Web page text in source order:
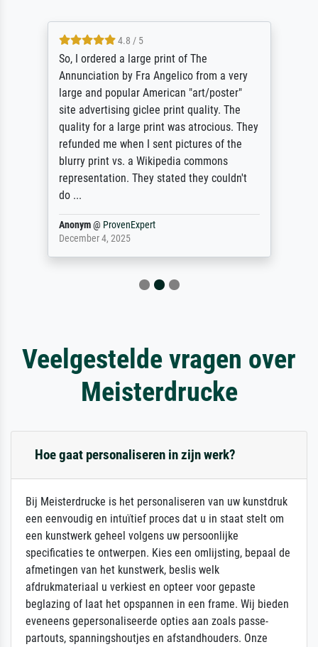
4.8 / 5
So, I ordered a large print of The
Annunciation by Fra Angelico from a very
large and popular American "art/poster"
site advertising giclee print quality. The
quality for a large print was atrocious. They
refunded me when I sent pictures of the
blurry print vs. a Wikipedia commons
representation. They stated they couldn't
do ...
Anonym@ ProvenExpert
December 4, 2025
Veelgestelde vragen over
Meisterdrucke
Hoe gaat personaliseren in zijn werk?
Bij Meisterdrucke is het personaliseren van uw kunstdruk
een eenvoudig en intuïtief proces dat u in staat stelt om
een kunstwerk geheel volgens uw persoonlijke
specificaties te ontwerpen. Kies een omlijsting, bepaal de
afmetingen van het kunstwerk, beslis welk
afdrukmateriaal u verkiest en opteer voor gepaste
beglazing of laat het opspannen in een frame. Wij bieden
eveneens gepersonaliseerde opties aan zoals passe-
partouts, spanningshoutjes en afstandhouders. Onze